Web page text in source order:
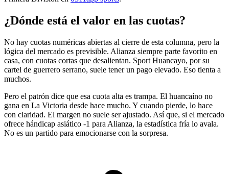
¿Dónde está el valor en las cuotas?
No hay cuotas numéricas abiertas al cierre de esta columna, pero la
lógica del mercado es previsible. Alianza siempre parte favorito en
casa, con cuotas cortas que desalientan. Sport Huancayo, por su
cartel de guerrero serrano, suele tener un pago elevado. Eso tienta a
muchos.
Pero el patrón dice que esa cuota alta es trampa. El huancaíno no
gana en La Victoria desde hace mucho. Y cuando pierde, lo hace
con claridad. El margen no suele ser ajustado. Así que, si el mercado
ofrece hándicap asiático -1 para Alianza, la estadística fría lo avala.
No es un partido para emocionarse con la sorpresa.